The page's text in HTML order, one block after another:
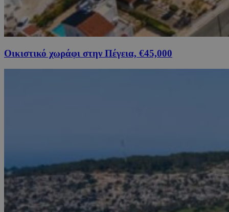
Οικιστικό χωράφι στην Πέγεια, €45,000